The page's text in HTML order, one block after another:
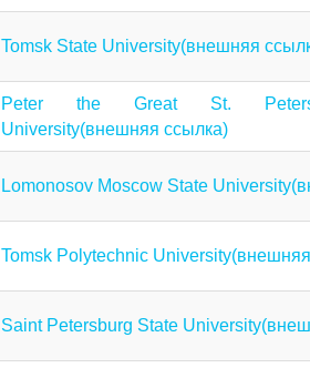
Tomsk State University(внешняя
Peter the Great St.
University(внешняя ссылка)
Lomonosov Moscow State
Tomsk Polytechnic
Saint Petersburg State